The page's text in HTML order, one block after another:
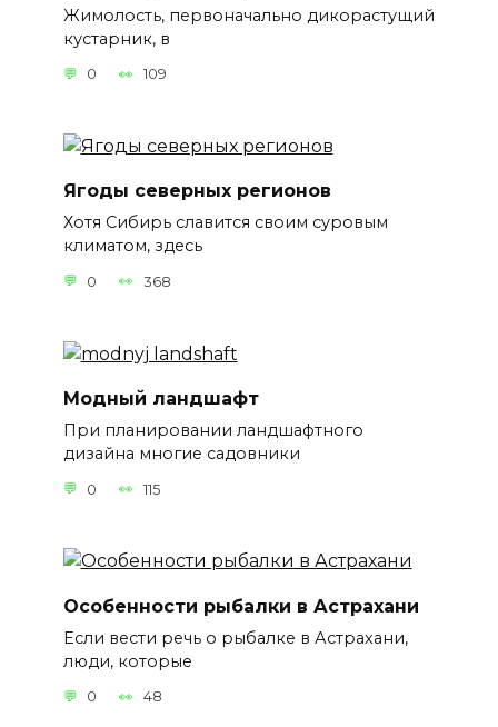
Жимолость, первоначально дикорастущий
кустарник, в
0 109
Ягоды северных регионов
Хотя Сибирь славится своим суровым
климатом, здесь
0 368
Модный ландшафт
При планировании ландшафтного
дизайна многие садовники
0 115
Особенности рыбалки в Астрахани
Если вести речь о рыбалке в Астрахани,
люди, которые
0 48